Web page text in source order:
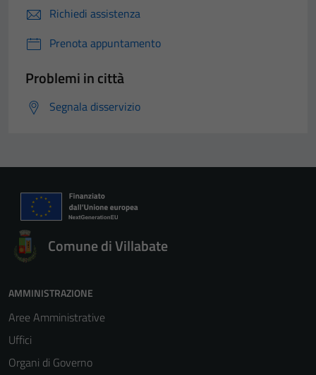
Richiedi assistenza
Prenota appuntamento
Problemi in città
Segnala disservizio
Comune di Villabate
AMMINISTRAZIONE
Aree Amministrative
Uffici
Organi di Governo